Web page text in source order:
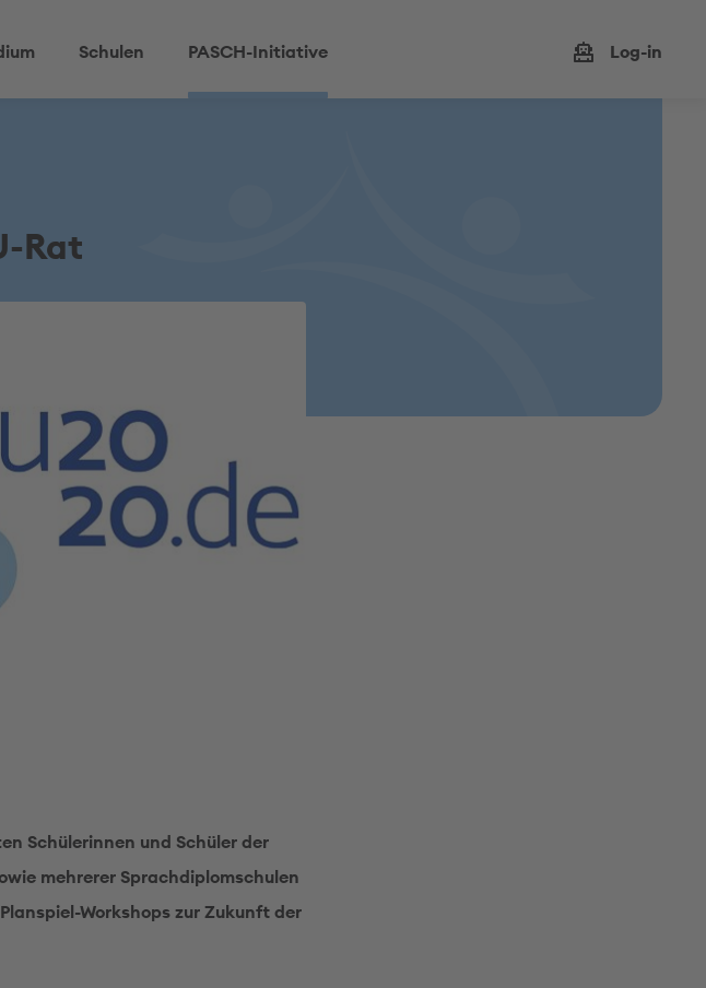
Schulen PASCH-Initiative Log-in
Rat
Schülerinnen und Schüler der
mehrerer Sprachdiplomschulen
Workshops zur Zukunft der